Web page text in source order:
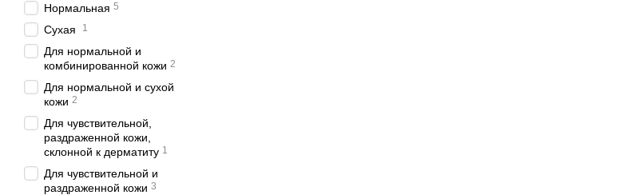
Нормальная 5
Сухая 1
Для нормальной и
комбинированной кожи 2
Для нормальной и сухой
кожи 2
Для чувствительной,
раздраженной кожи,
склонной к дерматиту 1
Для чувствительной и
раздраженной кожи 3